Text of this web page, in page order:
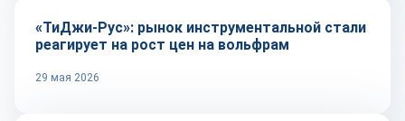
«ТиДжи-Рус»: рынок инструментальной стали
реагирует на рост цен на вольфрам
29 мая 2026
Оборудование и инструмент